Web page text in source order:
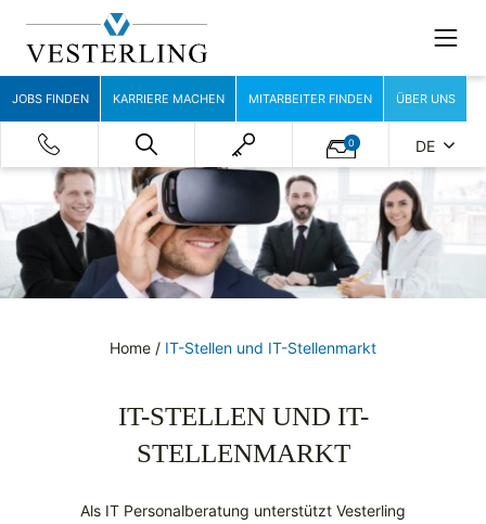
JOBS FINDEN KARRIERE MACHEN MITARBEITER FINDEN ÜBER UNS
0 DE
Home / IT-Stellen und IT-Stellenmarkt
IT-STELLEN UND IT-
STELLENMARKT
Als IT Personalberatung unterstützt Vesterling